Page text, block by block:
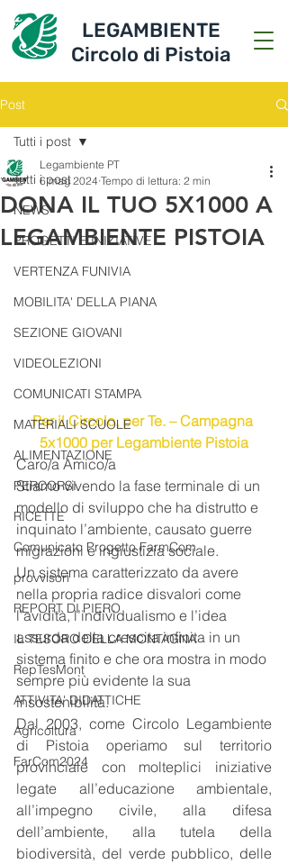
LEGAMBIENTE
Circolo di Pistoia
Post
Tutti i post
NEWS
PROGETTI E INIZIATIVE
VERTENZA FUNIVIA
MOBILITA' DELLA PIANA
SEZIONE GIOVANI
VIDEOLEZIONI
COMUNICATI STAMPA
MATERIALI SCUOLE
ALIMENTAZIONE
PERCORSI
RICETTE
Comunicato Progetto FarmCom
provvisori
REPORT DI PIERO
IL TESORO DELLA MONTAGNA
RepTesMont
ATTIVITA' DIDATTICHE
Agricoltura
FarCom2024
Tutti i post
DONA IL TUO 5X1000 A
LEGAMBIENTE PISTOIA
Legambiente PT
6 mag 2024 Tempo di lettura: 2 min
Per il Circolo, per Te. – Campagna
5x1000 per Legambiente Pistoia
Caro/a Amico/a
Stiamo vivendo la fase terminale di un
modello di sviluppo che ha distrutto e
inquinato l’ambiente, causato guerre
migrazioni e ingiustizia sociale.
Un sistema caratterizzato da avere
nella propria radice disvalori come
l’avidità, l’individualismo e l’idea
assurda della crescita infinita in un
sistema finito e che ora mostra in modo
sempre più evidente la sua
insostenibilità.
Dal 2003, come Circolo Legambiente
di Pistoia operiamo sul territorio
provinciale con molteplici iniziative
legate all’educazione ambientale,
all’impegno civile, alla difesa
dell’ambiente, alla tutela della
biodiversità, del verde pubblico, delle